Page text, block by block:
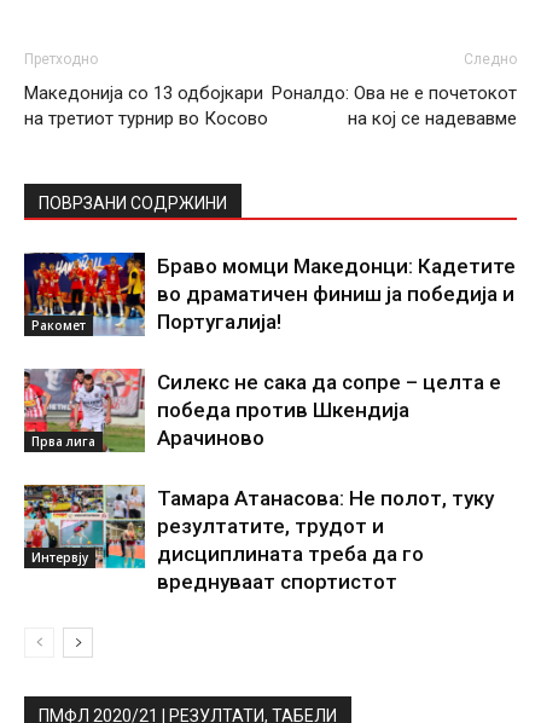
Претходно
Македонија со 13 одбојкари
на третиот турнир во Косово
Следно
Роналдо: Ова не е почетокот
на кој се надевавме
ПОВРЗАНИ СОДРЖИНИ
Ракомет
Браво момци Македонци: Кадетите
во драматичен финиш ја победија и
Португалија!
Прва лига
Силекс не сака да сопре – целта е
победа против Шкендија
Арачиново
Интервју
Тамара Атанасова: Не полот, туку
резултатите, трудот и
дисциплината треба да го
вреднуваат спортистот
ПМФЛ 2020/21 | РЕЗУЛТАТИ, ТАБЕЛИ